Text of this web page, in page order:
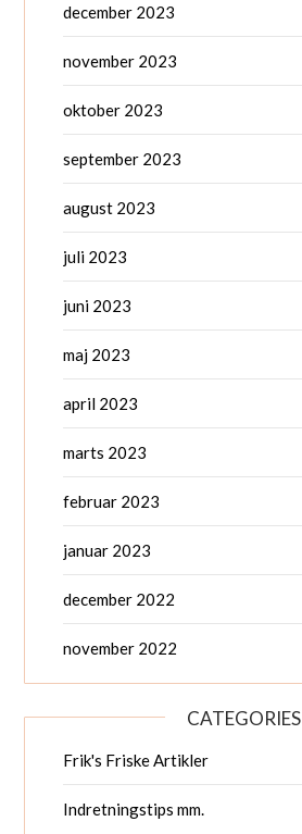
december 2023
november 2023
oktober 2023
september 2023
august 2023
juli 2023
juni 2023
maj 2023
april 2023
marts 2023
februar 2023
januar 2023
december 2022
november 2022
CATEGORIES
Frik's Friske Artikler
Indretningstips mm.